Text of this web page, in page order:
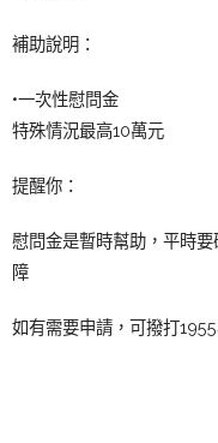
補助說明：
•一次性慰問金
特殊情況最高10萬元
提醒你：
慰問金是暫時幫助，平時
障
如有需要申請，可撥打